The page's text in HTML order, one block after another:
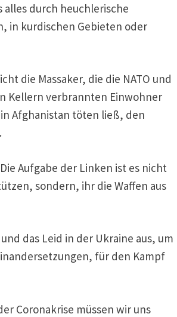
durch heuchlerische
in kurdischen Gebieten oder
die Massaker, die die NATO und
Kellern verbrannten Einwohner
Afghanistan töten ließ, den
Aufgabe der Linken ist es nicht
sondern, ihr die Waffen aus
das Leid in der Ukraine aus, um
für den Kampf
Coronakrise müssen wir uns